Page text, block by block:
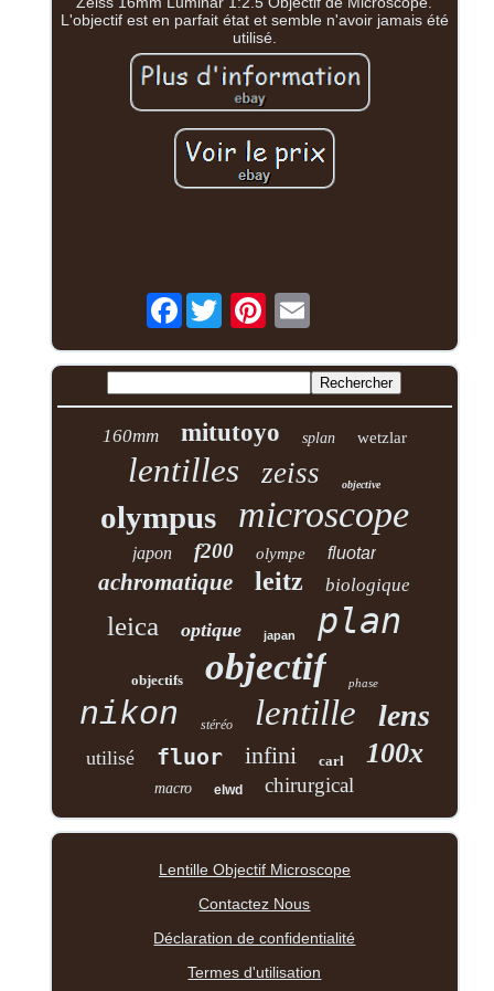
L'objectif est en parfait état et semble n'avoir jamais été
utilisé.
Facebook
160mm mitutoyo splan wetzlar
lentilles zeiss objective
olympus microscope
japon f200 olympe fluotar
achromatique leitz biologique
leica optique japan plan
objectifs objectif phase
nikon stéréo lentille lens
utilisé fluor infini carl 100x
macro elwd chirurgical
Lentille Objectif Microscope
Contactez Nous
Déclaration de confidentialité
Termes d'utilisation